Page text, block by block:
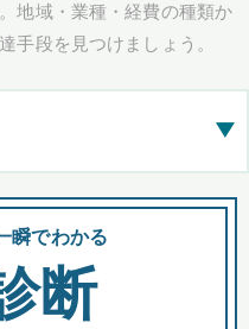
地域・業種・経費の種類か
手段を見つけましょう。
▶
示
瞬でわかる
断